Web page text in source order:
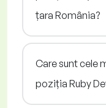
țara România?
Care sunt cele
poziția Ruby